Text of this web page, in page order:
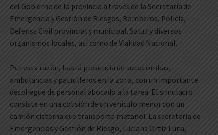
del Gobierno de la provincia a través de la Secretaría de
Emergencia y Gestión de Riesgos, Bomberos, Policía,
Defensa Civil provincial y municipal, Salud y diversos
organismos locales, así como de Vialidad Nacional.
Por esta razón, habrá presencia de autobombas,
ambulancias y patrulleros en la zona, con un importante
despliegue de personal abocado a la tarea. El simulacro
consiste en una colisión de un vehículo menor con un
camión cisterna que transporta metanol. La secretaria de
Emergencias y Gestión de Riesgo, Luciana Ortiz Luna,